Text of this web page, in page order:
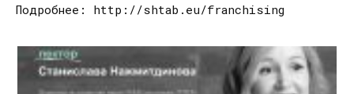
Подробнее: http://shtab.eu/franchising